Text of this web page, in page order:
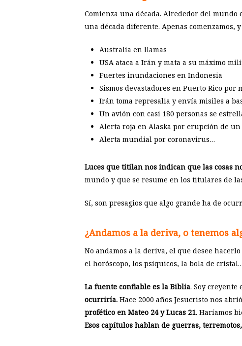
Comienza una década. Alrededor del
una década diferente. Apenas
Australia en llamas
USA ataca a Irán y mata a su máximo
Fuertes inundaciones en Indonesia
Sismos devastadores en Puerto Rico por
Irán toma represalia y envía misiles a
Un avión con casi 180 personas se
Alerta roja en Alaska por erupción de un
Alerta mundial por coronavirus…
Luces que titilan nos indican que las cosas
mundo y que se resume en los titulares de
Sí, son presagios que algo grande ha de
¿Andamos a la deriva, o tenemos
No andamos a la deriva, el que desee
el horóscopo, los psíquicos, la bola de
La fuente confiable es la Biblia. Soy creyente
ocurriría. Hace 2000 años Jesucristo nos
profético en Mateo 24y Lucas 21. Haríamos
Esos capítulos hablan de guerras,